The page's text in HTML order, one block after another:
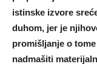
istinske izvore
duhom, jer je
promišljanje o
nadmašiti